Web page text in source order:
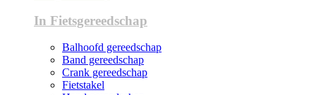
In Fietsgereedschap
Balhoofd gereedschap
Band gereedschap
Crank gereedschap
Fietstakel